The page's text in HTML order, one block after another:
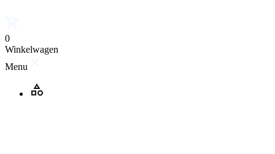
0
Winkelwagen
Menu